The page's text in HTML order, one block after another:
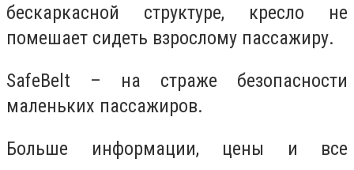
бескаркасной структуре, кресло не
помешает сидеть взрослому пассажиру.
SafeBelt – на страже безопасности
маленьких пассажиров.
Больше информации, цены и все